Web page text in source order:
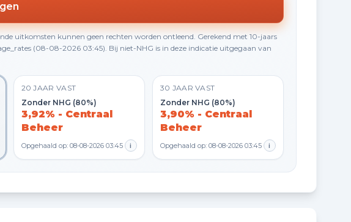
uitkomsten kunnen geen rechten worden ontleend. Gerekend met 10-jaars
(08-08-2026 03:45). Bij niet-NHG is in deze indicatie uitgegaan van
20 JAAR VAST
Zonder NHG (80%)
3,92% - Centraal
Beheer
Opgehaald op: 08-08-2026 03:45 i
30 JAAR VAST
Zonder NHG (80%)
3,90% - Centraal
Beheer
Opgehaald op: 08-08-2026 03:45 i